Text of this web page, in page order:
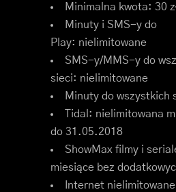
Minimalna kwota: 30
Minuty i SMS-y do
Play: nielimitowane
SMS-y/MMS-y do
sieci: nielimitowane
Minuty do wszystkich
Tidal: nielimitowana
do 31.05.2018
ShowMax filmy i
miesiące bez
Internet nielimitowane